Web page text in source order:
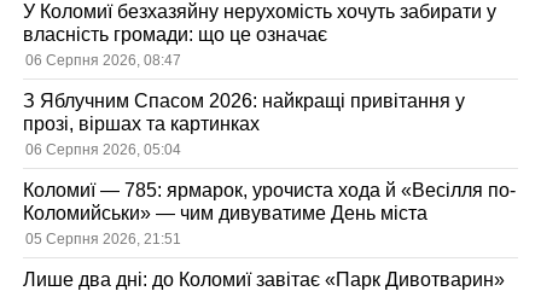
У Коломиї безхазяйну нерухомість хочуть забирати у
власність громади: що це означає
06 Серпня 2026, 08:47
З Яблучним Спасом 2026: найкращі привітання у
прозі, віршах та картинках
06 Серпня 2026, 05:04
Коломиї — 785: ярмарок, урочиста хода й «Весілля по-
Коломийськи» — чим дивуватиме День міста
05 Серпня 2026, 21:51
Лише два дні: до Коломиї завітає «Парк Дивотварин»